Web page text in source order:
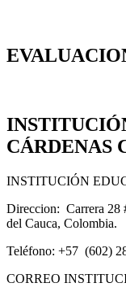
CÁRDENAS
INSTITUCIÓN
Direccion: Carrera 28
del Cauca, Colombia.
Teléfono: +57 (602)
CORREO